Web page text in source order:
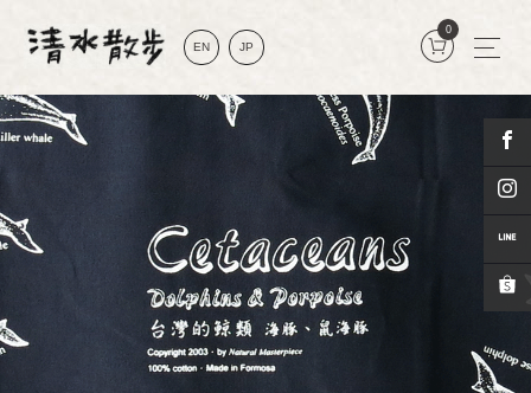
EN JP
0